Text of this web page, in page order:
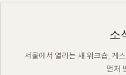
소
서울에서 열리는 새 워크숍, 게
먼저